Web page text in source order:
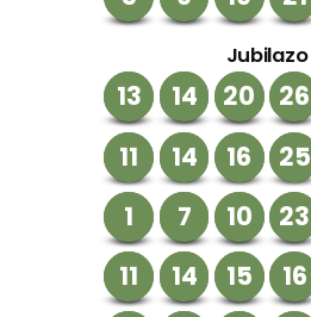
Jubilazo
13 14 20 26
11
14 16 25
1
7 10 23
11
14 15 16